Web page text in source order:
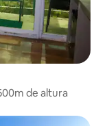
de altura